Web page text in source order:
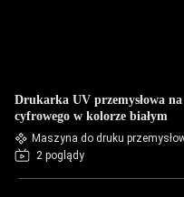
Drukarka UV przemysłowa
cyfrowego w kolorze białym
Maszyna do druku
2 poglądy